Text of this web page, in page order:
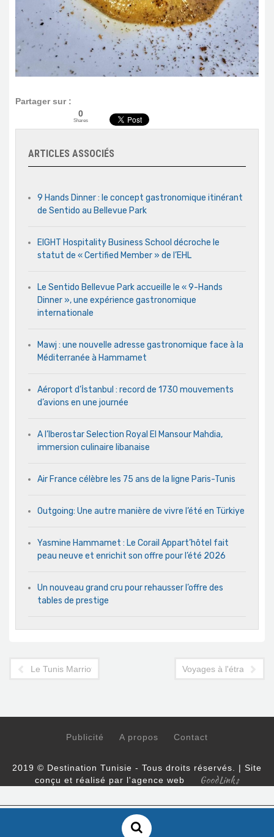
Partager sur :
0
Shares
ARTICLES ASSOCIÉS
9 Hands Dinner : le concept gastronomique itinérant
de Sentido au Bellevue Park
EIGHT Hospitality Business School décroche le
statut de « Certified Member » de l’EHL
Le Sentido Bellevue Park accueille le « 9-Hands
Dinner », une expérience gastronomique
internationale
Mawj : une nouvelle adresse gastronomique face à la
Méditerranée à Hammamet
Aéroport d’İstanbul : record de 1730 mouvements
d’avions en une journée
A l’Iberostar Selection Royal El Mansour Mahdia,
immersion culinaire libanaise
Air France célèbre les 75 ans de la ligne Paris-Tunis
Outgoing: Une autre manière de vivre l’été en Türkiye
Yasmine Hammamet : Le Corail Appart’hôtel fait
peau neuve et enrichit son offre pour l’été 2026
Un nouveau grand cru pour rehausser l’offre des
tables de prestige
Le Tunis Marriott Hotel dévoile son programme des fêtes
Voyages à l'étranger :
Publicité A propos Contact
2019 © Destination Tunisie - Tous droits réservés. | Site
conçu et réalisé par l'agence web
GoodLinks